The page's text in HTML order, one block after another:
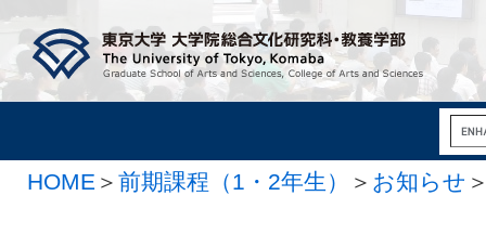
HOME ＞ 前期課程（1・2年生） ＞ お知らせ